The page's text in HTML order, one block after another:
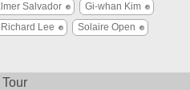
Salvador
Gi-whan Kim
Richard Lee
Solaire Open